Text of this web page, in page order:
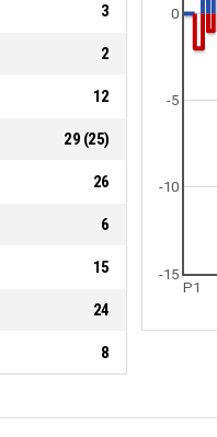
3
2
12
29 (25)
26
6
15
24
8
P1
0
-15
-10
-5